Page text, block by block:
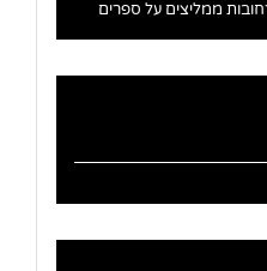
ממליצים על ספרים